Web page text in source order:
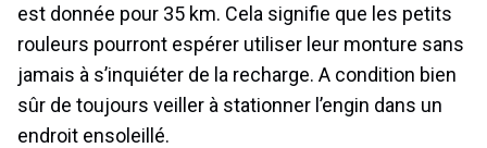
est donnée pour 35 km. Cela signifie que les petits
rouleurs pourront espérer utiliser leur monture sans
jamais à s’inquiéter de la recharge. A condition bien
sûr de toujours veiller à stationner l’engin dans un
endroit ensoleillé.